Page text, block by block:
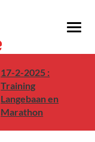
17-2-2025 :
Training
Langebaan en
Marathon